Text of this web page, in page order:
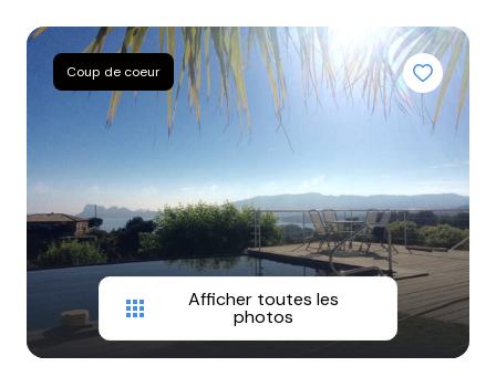
BIENS
VENDUS
NOTRE
AGENCE
CONTACT
Coup de coeur
Afficher toutes les
photos